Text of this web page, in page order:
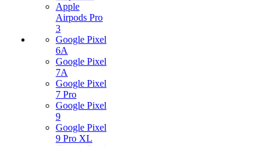
Apple
Airpods Pro
3
Google Pixel
6A
Google Pixel
7А
Google Pixel
7 Pro
Google Pixel
9
Google Pixel
9 Pro XL